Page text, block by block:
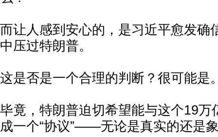
而让人感到安心的，是习近平愈发确
中压过特朗普。
这是否是一个合理的判断？很可能是
毕竟，特朗普迫切希望能与这个19万
成一个“协议”——无论是真实的还是